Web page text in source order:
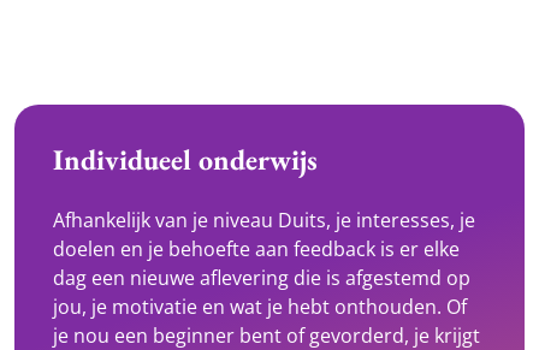
Individueel onderwijs
Afhankelijk van je niveau Duits, je interesses, je
doelen en je behoefte aan feedback is er elke
dag een nieuwe aflevering die is afgestemd op
jou, je motivatie en wat je hebt onthouden. Of
je nou een beginner bent of gevorderd, je krijgt